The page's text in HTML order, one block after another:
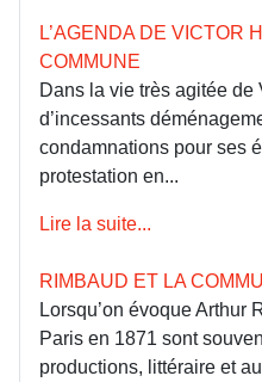
L’AGENDA DE VICTOR
COMMUNE
Dans la vie très agitée de
d’incessants
condamnations pour ses
protestation en...
Lire la suite...
RIMBAUD ET LA
Lorsqu’on évoque Arthur
Paris en 1871 sont
productions, littéraire et